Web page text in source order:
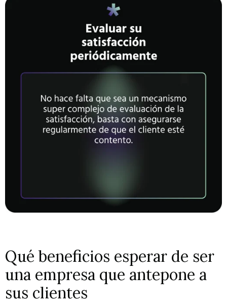
Qué beneficios esperar de ser
una empresa que antepone a
sus clientes